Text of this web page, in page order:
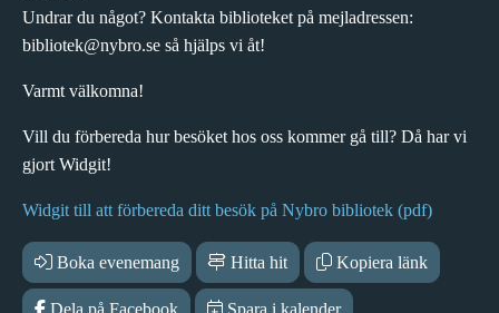
Undrar du något? Kontakta biblioteket på mejladressen:
bibliotek@nybro.se så hjälps vi åt!
Varmt välkomna!
Vill du förbereda hur besöket hos oss kommer gå till? Då har vi
gjort Widgit!
Widgit till att förbereda ditt besök på Nybro bibliotek (pdf)
Boka evenemang Hitta hit Kopiera länk
Dela på Facebook Spara i kalender